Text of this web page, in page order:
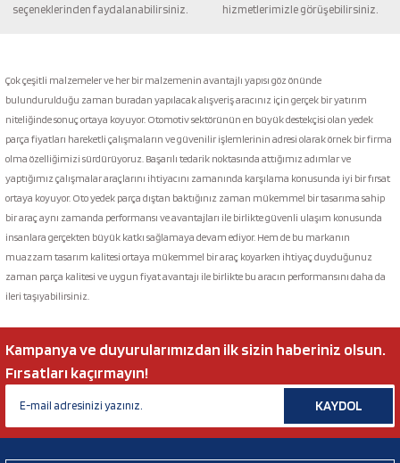
Gönder
seçeneklerinden faydalanabilirsiniz.
hizmetlerimizle görüşebilirsiniz.
Çok çeşitli malzemeler ve her bir malzemenin avantajlı yapısı göz önünde
bulundurulduğu zaman buradan yapılacak alışveriş aracınız için gerçek bir yatırım
niteliğinde sonuç ortaya koyuyor. Otomotiv sektörünün en büyük destekçisi olan yedek
parça fiyatları hareketli çalışmaların ve güvenilir işlemlerinin adresi olarak örnek bir firma
olma özelliğimizi sürdürüyoruz. Başarılı tedarik noktasında attığımız adımlar ve
yaptığımız çalışmalar araçlarını ihtiyacını zamanında karşılama konusunda iyi bir fırsat
ortaya koyuyor. Oto yedek parça dıştan baktığınız zaman mükemmel bir tasarıma sahip
bir araç aynı zamanda performansı ve avantajları ile birlikte güvenli ulaşım konusunda
insanlara gerçekten büyük katkı sağlamaya devam ediyor. Hem de bu markanın
muazzam tasarım kalitesi ortaya mükemmel bir araç koyarken ihtiyaç duyduğunuz
zaman parça kalitesi ve uygun fiyat avantajı ile birlikte bu aracın performansını daha da
ileri taşıyabilirsiniz.
Kampanya ve duyurularımızdan ilk sizin haberiniz olsun.
Fırsatları kaçırmayın!
KAYDOL